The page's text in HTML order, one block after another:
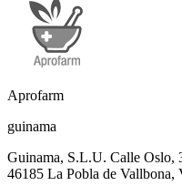
Aprofarm
guinama
Guinama, S.L.U. Calle Oslo,
46185 La Pobla de Vallbona,